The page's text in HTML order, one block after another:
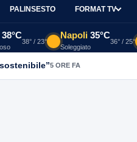
PALINSESTO FORMAT TV
38°C
38° / 23°
Napoli 35°C
Soleggiato
36° / 25°
5 ORE FA